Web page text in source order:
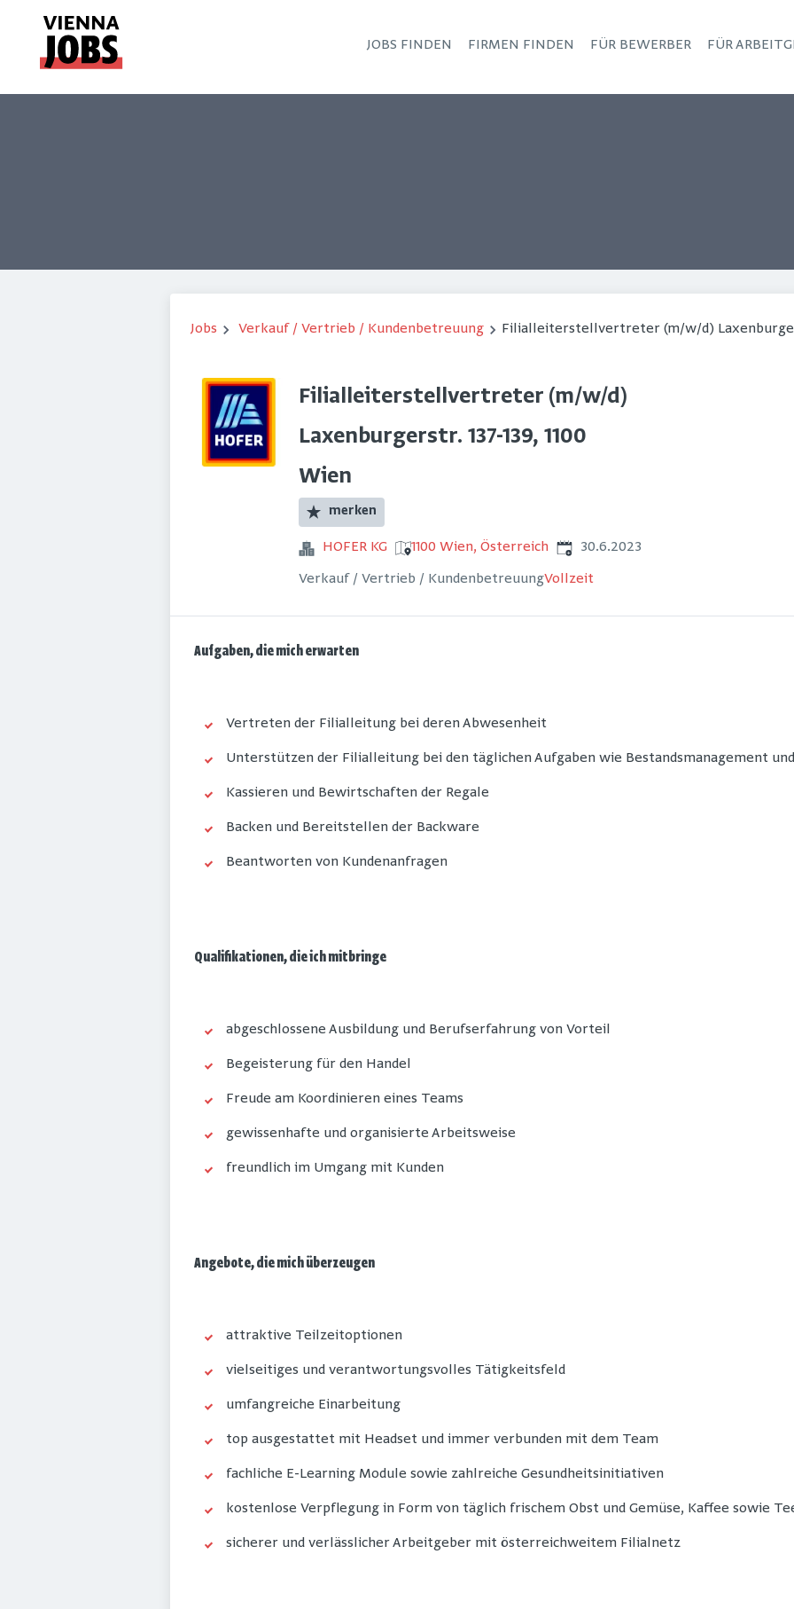
JOBS FINDEN FIRMEN FINDEN FÜR BEWERBER FÜR
Jobs Verkauf / Vertrieb / Kundenbetreuung Filialleiterstellvertreter (m/w/d)
Filialleiterstellvertreter (m/w/d)
Laxenburgerstr. 137-139, 1100
Wien
merken
HOFER KG 1100 Wien, Österreich Veröffentlicht
30.6.2023
Verkauf / Vertrieb / KundenbetreuungVollzeit
Aufgaben, die mich erwarten
Vertreten der Filialleitung bei deren Abwesenheit
Unterstützen der Filialleitung bei den täglichen Aufgaben wie Bestandsmanagement
Kassieren und Bewirtschaften der Regale
Backen und Bereitstellen der Backware
Beantworten von Kundenanfragen
Qualifikationen, die ich mitbringe
abgeschlossene Ausbildung und Berufserfahrung von Vorteil
Begeisterung für den Handel
Freude am Koordinieren eines Teams
gewissenhafte und organisierte Arbeitsweise
freundlich im Umgang mit Kunden
Angebote, die mich überzeugen
attraktive Teilzeitoptionen
vielseitiges und verantwortungsvolles Tätigkeitsfeld
umfangreiche Einarbeitung
top ausgestattet mit Headset und immer verbunden mit dem Team
fachliche E-Learning Module sowie zahlreiche Gesundheitsinitiativen
kostenlose Verpflegung in Form von täglich frischem Obst und Gemüse, Kaffee sowie
sicherer und verlässlicher Arbeitgeber mit österreichweitem Filialnetz